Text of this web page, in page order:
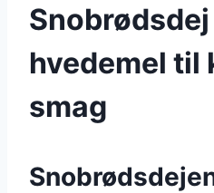
hvedemel til
smag